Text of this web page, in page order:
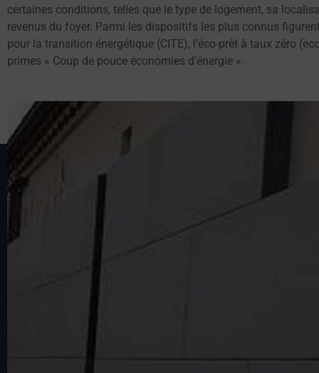
certaines conditions, telles que le type de logement, sa
revenus du foyer. Parmi les dispositifs les plus connus
pour la transition énergétique (CITE), l’éco-prêt à taux zéro
primes « Coup de pouce économies d’énergie ».